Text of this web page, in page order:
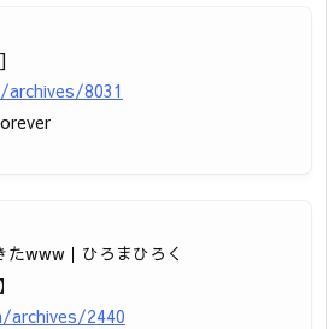
8031
www｜ひろまひろく
archives/2440